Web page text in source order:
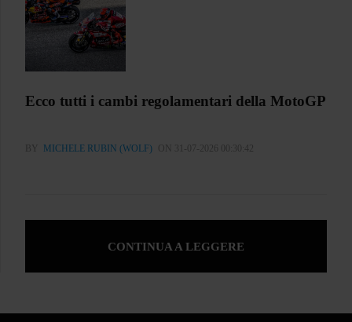
Ecco tutti i cambi regolamentari della MotoGP
BY MICHELE RUBIN (WOLF) ON 31-07-2026 00:30:42
CONTINUA A LEGGERE